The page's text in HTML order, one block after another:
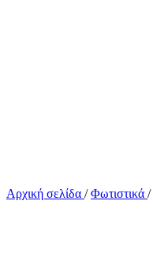
Αρχική σελίδα / Φωτιστικά /